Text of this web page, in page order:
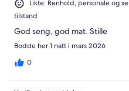
Likte: Renhold, personale og
tilstand
God seng, god mat. Stille
Bodde her 1 natt i mars 2026
0